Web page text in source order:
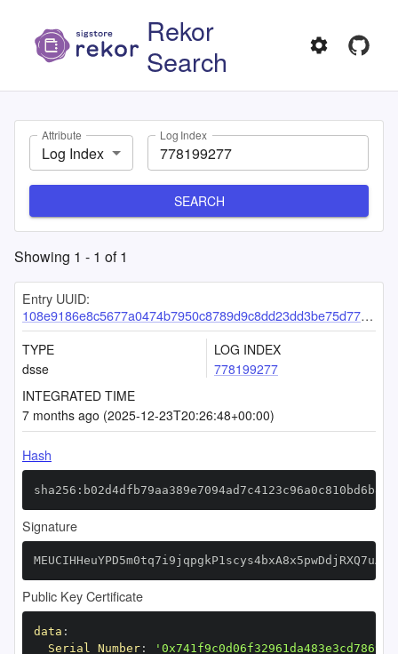
Rekor
Search
Attribute
Log Index
Log Index
SEARCH
Showing 1 - 1 of1
Entry UUID:
108e9186e8c5677a0474b7950c8789d9c8dd23dd3be75d7760cf8e8e5226bd380d489e8e51228de7
TYPE
dsse
LOG INDEX
778199277
INTEGRATED TIME
7 months ago (2025-12-23T20:26:48+00:00)
Hash
Signature
Public Key Certificate
data :
Serial Number: